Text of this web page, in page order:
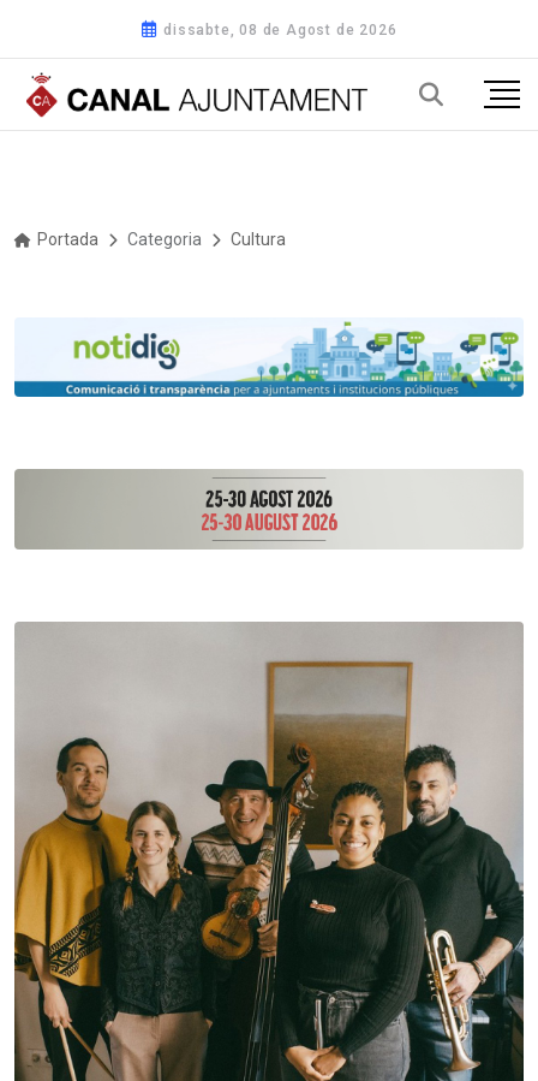
dissabte, 08 de Agost de 2026
Portada Categoria Cultura